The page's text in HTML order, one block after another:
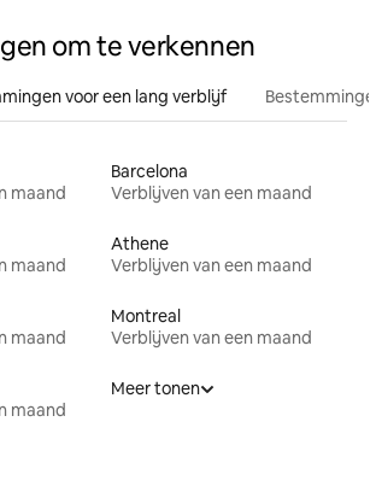
om te verkennen
voor een lang verblijf
maand
Barcelona
Verblijven van een maand
maand
Athene
Verblijven van een maand
maand
Montreal
Verblijven van een maand
maand
Meer tonen